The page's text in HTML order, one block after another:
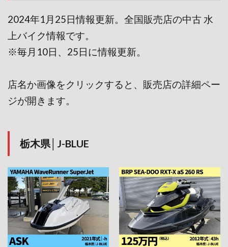
2024年1月25日情報更新。全国販売店の中古 水
上バイク情報です。
※毎月10日、25日に情報更新。
店名か画像をクリックすると、販売店の詳細ペー
ジが開きます。
栃木県│J-BLUE